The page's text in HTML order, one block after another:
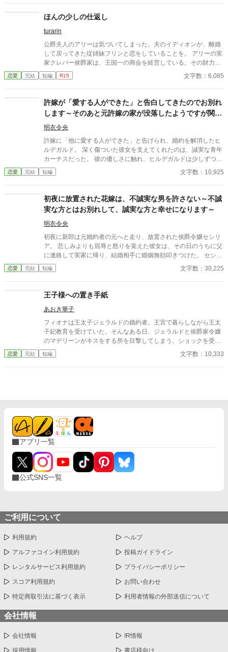
ほんの少しの仕返し
turarin
公爵夫人のアリーは気づいてしまった。夫のイディオンが、離婚
して戻ってきた従姉妹フリンと恋をしていることを。 アリーの実
家クレバー侯爵家は、王国一の商会を経営している。その財力を
頼られての政略結婚であった。 アリーは皇太子マークと幼なじみ
であり、マークには皇太子妃にと求められていたが、クレバー侯
太子妃教育まで終えている、優秀なアリーは、陰に日向にイディ
オンを支えてきたが、真実を知って、怒りに震えた。侯爵家から
の離縁は難しい。 ならば、周りから、離縁を勧めてもらいましょ
う。日々、ちょっとずつ、仕返ししていけばいいのです。 もうす
ぐです。 さようなら、イディオン たくさんのお気に入りや♥あり
がとうございます。感激しています。
恋愛 完結 短編 R15 文字数：6,085
許嫁が「愛する人ができた」と告白してきたのでお別れ
します～そのあと元許嫁の家が没落したようですが関係
ありません～
明衣令央
許嫁に「他に愛する人ができた」と告げられ、婚約を解消したヒ
ルデガルド。 深く傷ついた彼女を支えてくれたのは、誠実な青年
カーチスだった。 彼の優しさに触れ、ヒルデガルドは少しずつ笑
顔を取り戻していく。 一方で、彼女と別れた元許嫁の家には、静
かに崩壊の兆しが――。 誰も傷つけない、穏やかなざまぁと再生
恋愛 完結 短編 文字数：10,925
初夜に放置された花嫁は、不誠実な男を許さない～不誠
実な方とはお別れして、誠実な方と幸せになります～
明衣令央
初夜に新郎は元婚約者の元へと走り、放置された侯爵令嬢セシリ
ア。 悲しみよりも屈辱と怒りを覚えた彼女は、その日のうちに父
に連絡して実家に帰り、結婚相手に婚姻無効叩きつけた。 セシリ
アを軽んじた新郎と元婚約者は、社交界の制裁を受けることにな
る。 追い詰められた元婚約者の男爵家が放った刺客に襲われそう
長レオン。 「放置どころか、一晩中、離すつもりはないよ」 初夜
から始まったセシリアの物語は、やがて前回とは違う初夜へと辿
り着く――。
恋愛 完結 短編 文字数：30,225
王子様への置き手紙
あおき華子
フィオナは王太子ジェラルドの婚約者。王宮で暮らしながら王太
子妃教育を受けていた。そんなある日、ジェラルドと侯爵家令嬢
のマデリーンがキスをする所を目撃してしまう。ショックを受け
たフィオナは自ら修道院に行くことを決意し、護衛騎士のエルマ
ーとともに王宮を逃げ出した。置き手紙を読んだ皇太子が追いか
恋愛 完結 短編 文字数：10,333
アプリ一覧
公式SNS一覧
ご利用について
利用規約 ヘルプ
アルファコイン利用規約 投稿ガイドライン
レンタルサービス利用規約 プライバシーポリシー
スコア利用規約 お問い合わせ
特定商取引法に基づく表示 利用者情報の外部送信について
会社情報
会社情報 IR情報
採用情報 書店様向け